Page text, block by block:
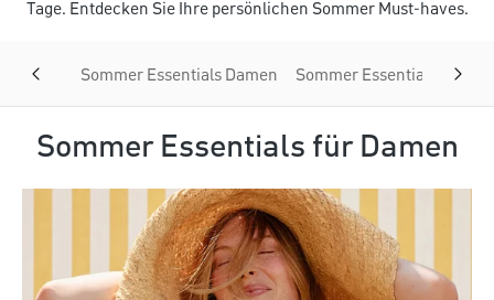
Tage. Entdecken Sie Ihre persönlichen Sommer Must-haves.
Sommer Essentials Damen Sommer Essentials Herren
Sommer Essentials für Damen